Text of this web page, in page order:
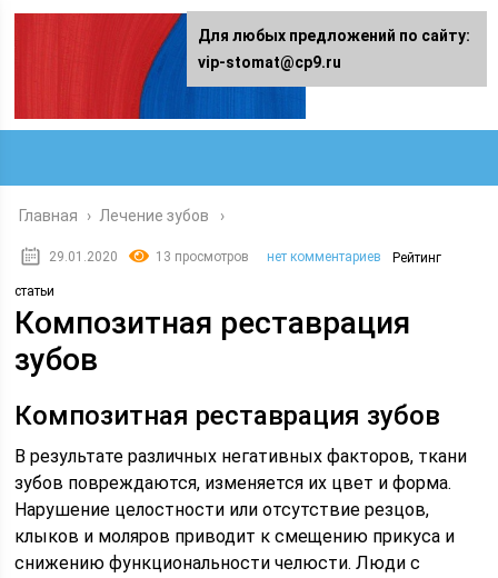
Главная › Лечение зубов
29.01.2020 13 просмотров нет комментариев Рейтинг
статьи
Композитная реставрация
зубов
Композитная реставрация зубов
В результате различных негативных факторов, ткани
зубов повреждаются, изменяется их цвет и форма.
Нарушение целостности или отсутствие резцов,
клыков и моляров приводит к смещению прикуса и
снижению функциональности челюсти. Люди с
Для любых предложений по сайту:
vip-stomat@cp9.ru